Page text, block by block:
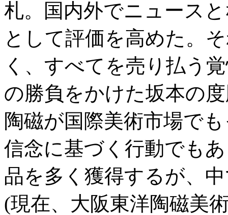
札。国内外でニュース
として評価を高めた。
く、すべてを売り払う
の勝負をかけた坂本の
陶磁が国際美術市場で
信念に基づく行動でも
品を多く獲得するが、
(現在、大阪東洋陶磁美